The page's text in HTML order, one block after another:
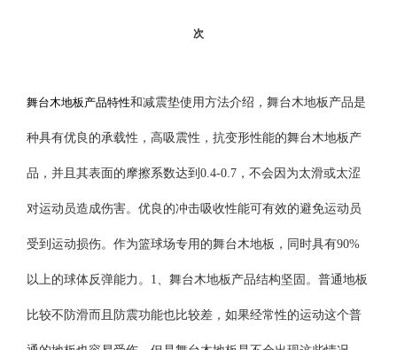
次
舞台木地板产品特性和减震垫使用方法介绍，舞台木地板产品是
种具有优良的承载性，高吸震性，抗变形性能的舞台木地板产
品，并且其表面的摩擦系数达到0.4-0.7，不会因为太滑或太涩
对运动员造成伤害。优良的冲击吸收性能可有效的避免运动员
受到运动损伤。作为篮球场专用的舞台木地板，同时具有90%
以上的球体反弹能力。1、舞台木地板产品结构坚固。普通地板
比较不防滑而且防震功能也比较差，如果经常性的运动这个普